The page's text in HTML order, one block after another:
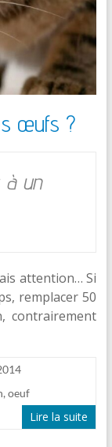
œufs ?
un
attention… Si
remplacer 50
contrairement
oeuf
Lire la suite